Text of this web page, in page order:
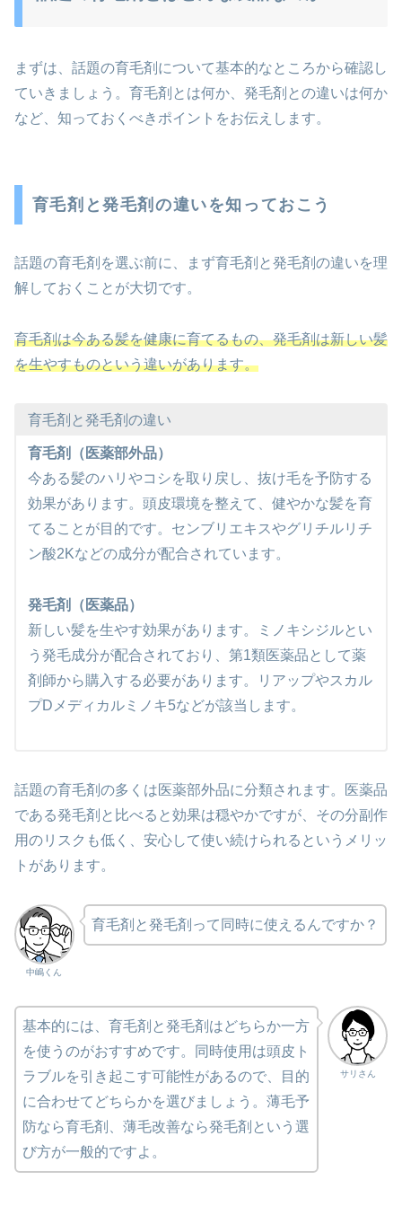
まずは、話題の育毛剤について基本的なところから確認し
ていきましょう。育毛剤とは何か、発毛剤との違いは何か
など、知っておくべきポイントをお伝えします。
育毛剤と発毛剤の違いを知っておこう
話題の育毛剤を選ぶ前に、まず育毛剤と発毛剤の違いを理
解しておくことが大切です。
育毛剤は今ある髪を健康に育てるもの、発毛剤は新しい髪
を生やすものという違いがあります。
育毛剤と発毛剤の違い
育毛剤（医薬部外品）
今ある髪のハリやコシを取り戻し、抜け毛を予防する
効果があります。頭皮環境を整えて、健やかな髪を育
てることが目的です。センブリエキスやグリチルリチ
ン酸2Kなどの成分が配合されています。
発毛剤（医薬品）
新しい髪を生やす効果があります。ミノキシジルとい
う発毛成分が配合されており、第1類医薬品として薬
剤師から購入する必要があります。リアップやスカル
プDメディカルミノキ5などが該当します。
話題の育毛剤の多くは医薬部外品に分類されます。医薬品
である発毛剤と比べると効果は穏やかですが、その分副作
用のリスクも低く、安心して使い続けられるというメリッ
トがあります。
中嶋くん
育毛剤と発毛剤って同時に使えるんですか？
サリさん
基本的には、育毛剤と発毛剤はどちらか一方
を使うのがおすすめです。同時使用は頭皮ト
ラブルを引き起こす可能性があるので、目的
に合わせてどちらかを選びましょう。薄毛予
防なら育毛剤、薄毛改善なら発毛剤という選
び方が一般的ですよ。